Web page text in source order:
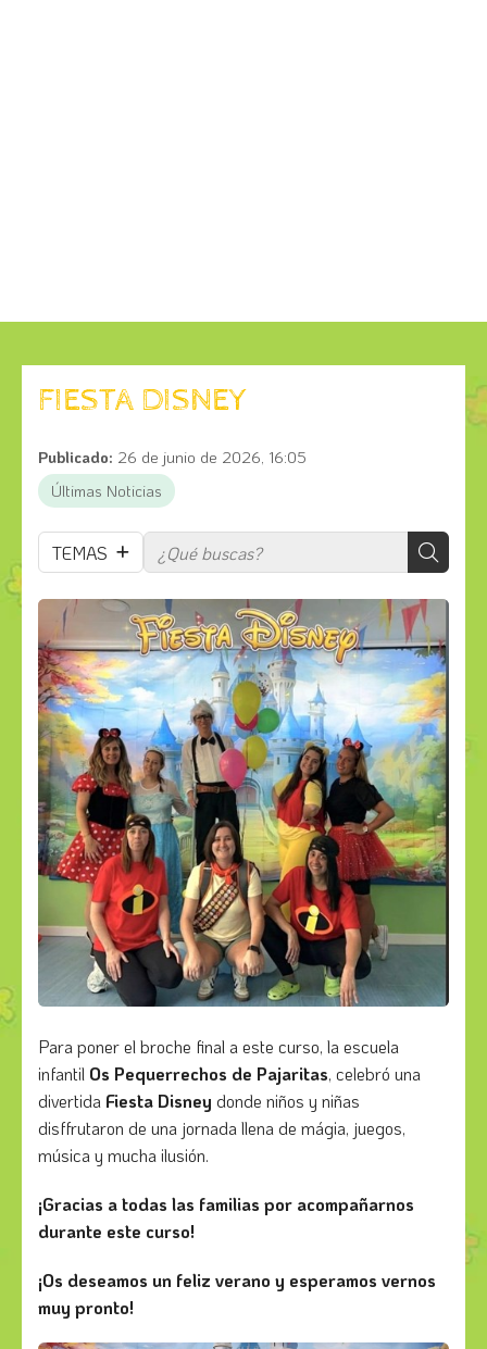
FIESTA DISNEY
Publicado: 26 de junio de 2026, 16:05
Últimas Noticias
TEMAS
Para poner el broche final a este curso, la escuela
infantil Os Pequerrechos de Pajaritas, celebró una
divertida Fiesta Disney donde niños y niñas
disffrutaron de una jornada llena de mágia, juegos,
música y mucha ilusión.
¡Gracias a todas las familias por acompañarnos
durante este curso!
¡Os deseamos un feliz verano y esperamos vernos
muy pronto!